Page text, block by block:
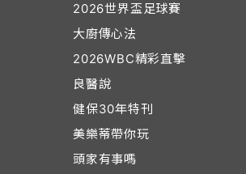
2026世界盃足球賽
大廚傳心法
2026WBC精彩直擊
良醫說
健保30年特刊
美樂蒂帶你玩
頭家有事嗎